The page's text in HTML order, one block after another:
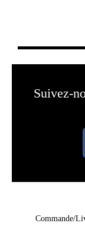
Suivez-
Commande/